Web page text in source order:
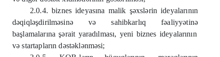
2.0.4. biznes ideyasına malik şəxslərin ideyalarının
dəqiqləşdirilməsinəvə sahibkarlıq fəaliyyətinə
başlamalarına şərait yaradılması, yeni biznes ideyalarının
və startapların dəstəklənməsi;